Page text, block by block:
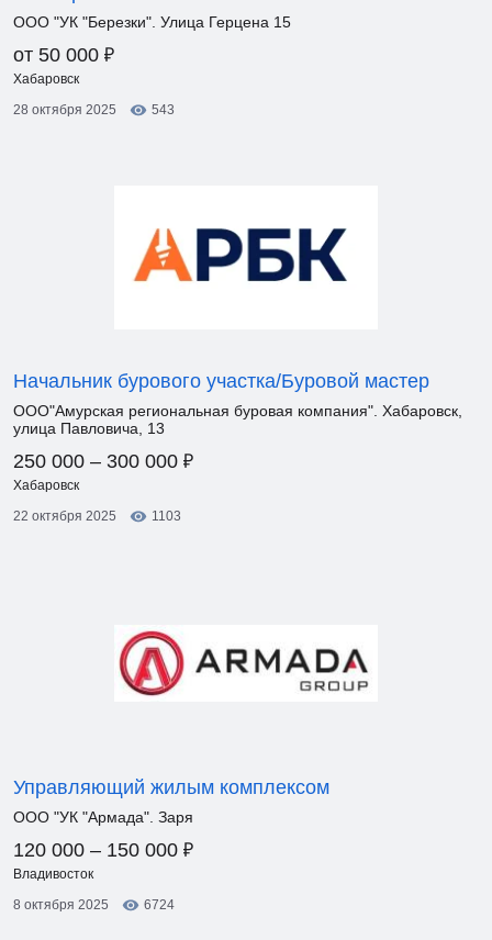
ООО "УК "Березки". Улица Герцена 15
от 50 000 ₽
Хабаровск
28 октября 2025
543
Начальник бурового участка/Буровой мастер
ООО"Амурская региональная буровая компания". Хабаровск,
улица Павловича, 13
250 000 – 300 000 ₽
Хабаровск
22 октября 2025
1103
Управляющий жилым комплексом
ООО "УК "Армада". Заря
120 000 – 150 000 ₽
Владивосток
8 октября 2025
6724